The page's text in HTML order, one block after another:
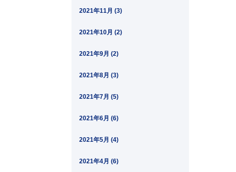
2021年11月 (3)
2021年10月 (2)
2021年9月 (2)
2021年8月 (3)
2021年7月 (5)
2021年6月 (6)
2021年5月 (4)
2021年4月 (6)